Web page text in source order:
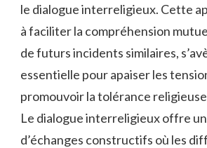
⁢le⁤ dialogue interreligieux. Cette
‌à faciliter la compréhension
de futurs‍ incidents similaires,
essentielle pour apaiser les
promouvoir la‍ tolérance
Le dialogue interreligieux offre
d’échanges⁢ constructifs ⁤où les